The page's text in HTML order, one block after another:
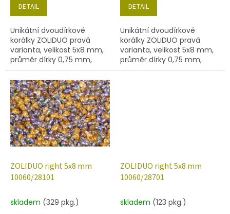
DETAIL
Unikátní dvoudírkové
korálky ZOLIDUO pravá
varianta, velikost 5x8 mm,
průměr dírky 0,75 mm,
obsah balení 20 ks nebo
níže uvedené. Barva topaz
DETAIL
Unikátní dvoudírkové
korálky ZOLIDUO pravá
varianta, velikost 5x8 mm,
průměr dírky 0,75 mm,
obsah balení 20 ks nebo
ZOLIDUO right 5x8 mm
10060/28101
skladem (329 pkg.)
ZOLIDUO right 5x8 mm
10060/28701
skladem (123 pkg.)